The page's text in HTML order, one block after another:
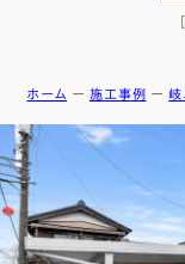
モデルハウスを
ファーストプラ
ホーム ー 施工事例 ー 岐